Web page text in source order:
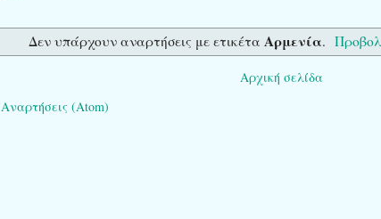
Δεν υπάρχουν αναρτήσεις με ετικέτα Αρμενία.
Αρχική σελίδα
Αναρτήσεις (Atom)